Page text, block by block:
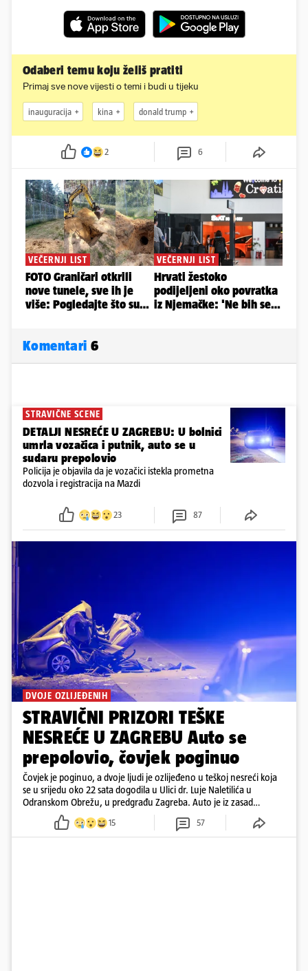
Odaberi temu koju želiš pratiti
Primaj sve nove vijesti o temi i budi u tijeku
inauguracija kina donald trump
2 6
Komentari 6
STRAVIČNE SCENE
DETALJI NESREĆE U ZAGREBU: U bolnici
umrla vozačica i putnik, auto se u
sudaru prepolovio
Policija je objavila da je vozačici istekla prometna
dozvola i registracija na Mazdi
23 87
DVOJE OZLIJEĐENIH
STRAVIČNI PRIZORI TEŠKE
NESREĆE U ZAGREBU Auto se
prepolovio, čovjek poginuo
Čovjek je poginuo, a dvoje ljudi je ozlijeđeno u teškoj nesreći koja
se u srijedu oko 22 sata dogodila u Ulici dr. Luje Naletilića u
Odranskom Obrežu, u predgrađu Zagreba. Auto je iz zasad
neutvrđenih razloga sletio s kolnika, a od siline udara vozilo se
prepolovilo.
15 57